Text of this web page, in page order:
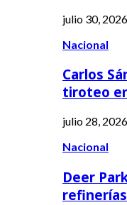
julio 30, 2026
Nacional
Carlos
tiroteo
julio 28, 2026
Nacional
Deer